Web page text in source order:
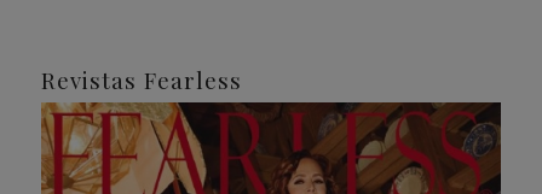
Revistas Fearless